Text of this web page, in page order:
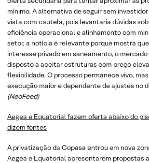
mínimo. A alternativa de seguir sem
vista com cautela, pois levantaria dúvidas
eficiência operacional e alinhamento com
setor, a notícia é relevante porque mostra
interesse privado em saneamento, o
disposto a aceitar estruturas com preço
flexibilidade. O processo permanece vivo,
execução maior e dependente de ajustes no
(NeoFeed)
Aegea e Equatorial fazem oferta abaixo do
dizem fontes
A privatização da Copasa entrou em nova
Aegea e Equatorial apresentarem propostas